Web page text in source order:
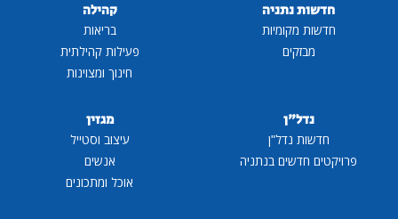
חדשות נתניה
חדשות מקומיות
פעילות קהילתית
חינוך ומצוינות
חדשות נדל"ן
חדשים בנתניה
עיצוב וסטייל
אוכל ומתכונים